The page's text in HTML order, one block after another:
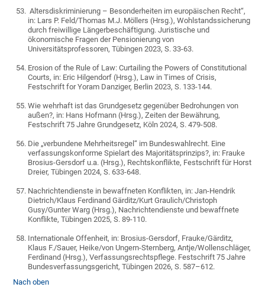
Altersdiskriminierung – Besonderheiten im europäischen Recht“,
in: Lars P. Feld/Thomas M.J. Möllers (Hrsg.), Wohlstandssicherung
durch freiwillige Längerbeschäftigung. Juristische und
ökonomische Fragen der Pensionierung von
Universitätsprofessoren, Tübingen 2023, S. 33-63.
Erosion of the Rule of Law: Curtailing the Powers of Constitutional
Courts, in: Eric Hilgendorf (Hrsg.), Law in Times of Crisis,
Festschrift for Yoram Danziger, Berlin 2023, S. 133-144.
Wie wehrhaft ist das Grundgesetz gegenüber Bedrohungen von
außen?, in: Hans Hofmann (Hrsg.), Zeiten der Bewährung,
Festschrift 75 Jahre Grundgesetz, Köln 2024, S. 479-508.
Die „verbundene Mehrheitsregel“ im Bundeswahlrecht. Eine
verfassungskonforme Spielart des Majoritätsprinzips?, in: Frauke
Brosius-Gersdorf u.a. (Hrsg.), Rechtskonflikte, Festschrift für Horst
Dreier, Tübingen 2024, S. 633-648.
Nachrichtendienste in bewaffneten Konflikten, in: Jan-Hendrik
Dietrich/Klaus Ferdinand Gärditz/Kurt Graulich/Christoph
Gusy/Gunter Warg (Hrsg.), Nachrichtendienste und bewaffnete
Konflikte, Tübingen 2025, S. 89-110.
Internationale Offenheit, in: Brosius-Gersdorf, Frauke/Gärditz,
Klaus F./Sauer, Heike/von Ungern-Sternberg, Antje/Wollenschläger,
Ferdinand (Hrsg.), Verfassungsrechtspflege. Festschrift 75 Jahre
Bundesverfassungsgericht, Tübingen 2026, S. 587–612.
Nach oben